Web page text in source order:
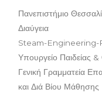
Πανεπιστήμιο
Διαύγεια
Steam-Engineering-
Υπουργείο Παιδείας
Γενική Γραμματεία
και Διά Βίου Μάθησης